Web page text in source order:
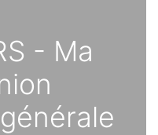
- Ma